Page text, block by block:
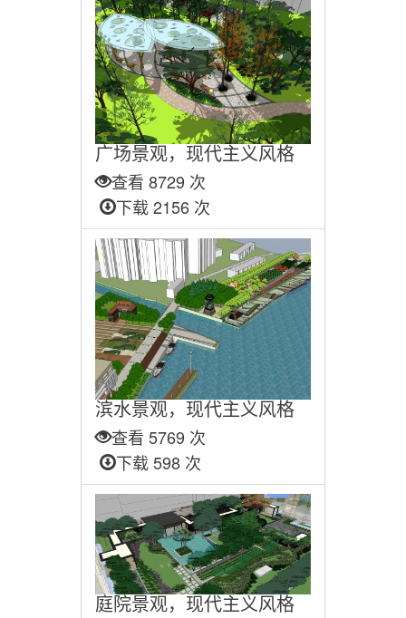
广场景观，现代主义风格
查看 8729 次
下载 2156 次
滨水景观，现代主义风格
查看 5769 次
下载 598 次
庭院景观，现代主义风格